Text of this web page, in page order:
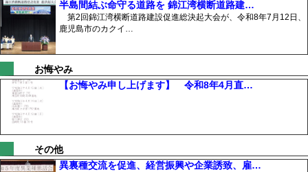
半島間結ぶ命守る道路を 錦江湾横断道路建…
第2回錦江湾横断道路建設促進総決起大会が、令和8年7月12日、
鹿児島市のカクイ…
お悔やみ
【お悔やみ申し上げます】 令和8年4月直…
その他
異裏種交流を促進、経営振興や企業誘致、雇…